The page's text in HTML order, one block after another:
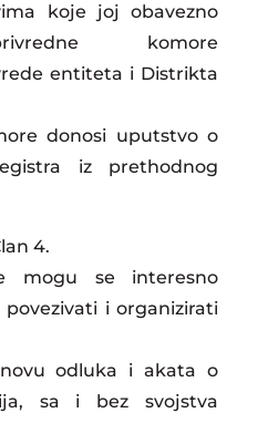
koje joj obavezno
komore
entiteta i Distrikta
donosi uputstvo o
iz prethodnog
4.
mogu se interesno
i organizirati
odluka i akata o
sa i bez svojstva